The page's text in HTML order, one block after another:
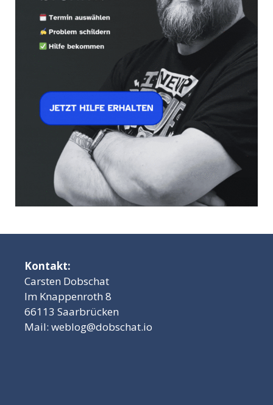
Kontakt:
Carsten Dobschat
Im Knappenroth 8
66113 Saarbrücken
Mail: weblog@dobschat.io